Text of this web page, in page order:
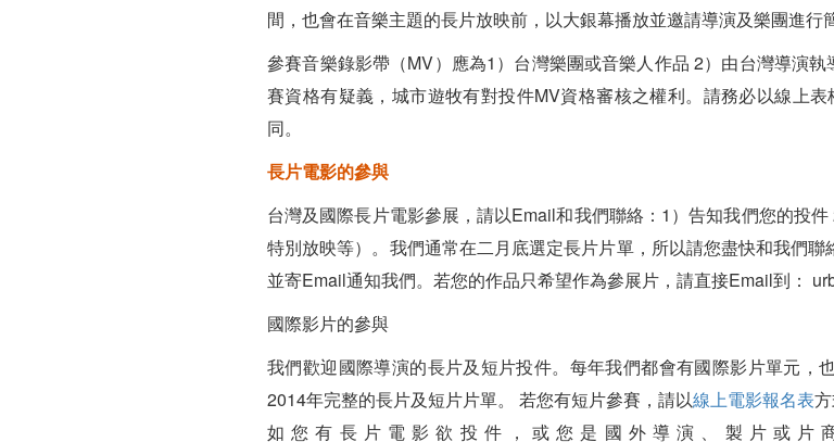
間，也會在音樂主題的長片放映前，以大銀幕播放並邀請導演及樂團進行
參賽音樂錄影帶（MV）應為1）台灣樂團或音樂人作品 2）由台灣導演
賽資格有疑義，城市遊牧有對投件MV資格審核之權利。請務必以線上
同。
長片電影的參與
台灣及國際長片電影參展，請以Email和我們聯絡：1）告知我們您的投件
特別放映等）。我們通常在二月底選定長片片單，所以請您盡快和我們
並寄Email通知我們。若您的作品只希望作為參展片，請直接Email到：
國際影片的參與
我們歡迎國際導演的長片及短片投件。每年我們都會有國際影片單元，
2014年完整的長片及短片片單。 若您有短片參賽，請以線上電影報名表方
如您有長片電影欲投件，或您是國外導演、製片或片